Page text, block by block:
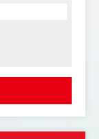
勤務で運用中
の日は在宅O
ションを担え
、現状はイ
務を行ってお
部門で収益を
募集される運